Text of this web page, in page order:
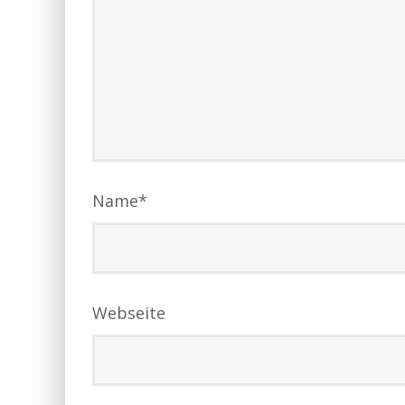
Name*
Webseite